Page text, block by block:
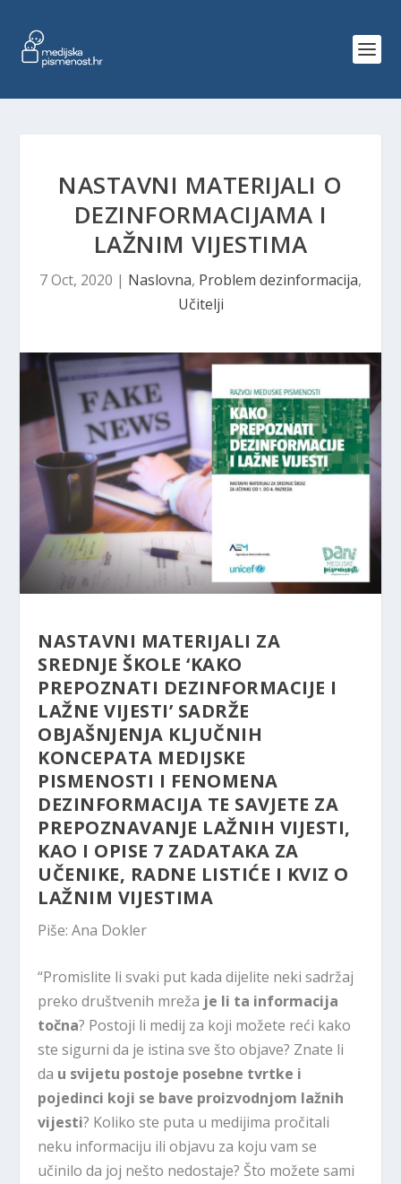
NASTAVNI MATERIJALI O
DEZINFORMACIJAMA I
LAŽNIM VIJESTIMA
7 Oct, 2020 | Naslovna, Problem dezinformacija,
Učitelji
NASTAVNI MATERIJALI ZA
SREDNJE ŠKOLE ‘KAKO
PREPOZNATI DEZINFORMACIJE I
LAŽNE VIJESTI’ SADRŽE
OBJAŠNJENJA KLJUČNIH
KONCEPATA MEDIJSKE
PISMENOSTI I FENOMENA
DEZINFORMACIJA TE SAVJETE ZA
PREPOZNAVANJE LAŽNIH VIJESTI,
KAO I OPISE 7 ZADATAKA ZA
UČENIKE, RADNE LISTIĆE I KVIZ O
LAŽNIM VIJESTIMA
Piše: Ana Dokler
“Promislite li svaki put kada dijelite neki sadržaj
preko društvenih mreža je li ta informacija
točna? Postoji li medij za koji možete reći kako
ste sigurni da je istina sve što objave? Znate li
da u svijetu postoje posebne tvrtke i
pojedinci koji se bave proizvodnjom lažnih
vijesti? Koliko ste puta u medijima pročitali
neku informaciju ili objavu za koju vam se
učinilo da joj nešto nedostaje? Što možete sami